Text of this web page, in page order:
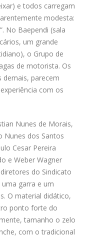
e todos carregam
modesta:
No Baependi (sala
um grande
o Grupo de
de motorista. Os
parecem
com os
Nunes de Morais,
Nunes dos Santos
Cesar Pereira
e Weber Wagner
do Sindicato
garra e um
O material didático,
ponto forte do
tamanho o zelo
com o tradicional